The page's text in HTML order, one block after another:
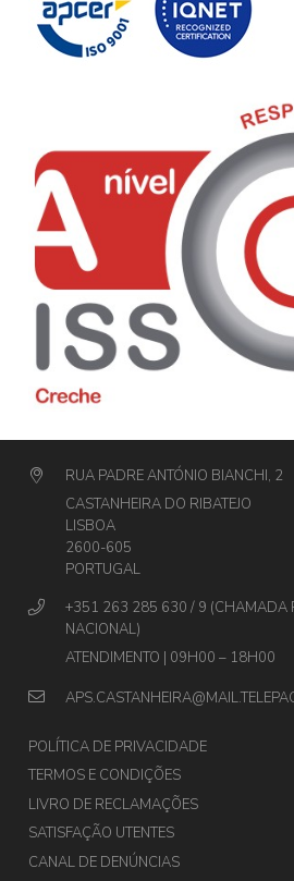
RUA PADRE ANTÓNIO BIANCHI, 2
CASTANHEIRA DO RIBATEJO
LISBOA
2600-605
PORTUGAL
+351 263 285 630 / 9 (CHAMADA
NACIONAL)
ATENDIMENTO | 09H00 – 18H00
POLÍTICA DE PRIVACIDADE
TERMOS E CONDIÇÕES
LIVRO DE RECLAMAÇÕES
SATISFAÇÃO UTENTES
CANAL DE DENÚNCIAS